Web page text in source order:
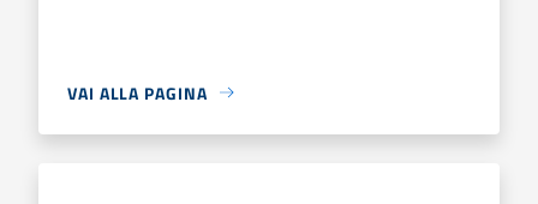
VAI ALLA PAGINA